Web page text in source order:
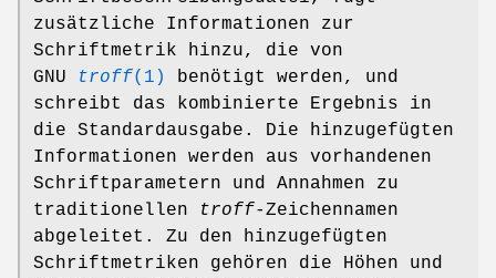
zusätzliche Informationen zur
Schriftmetrik hinzu, die von
GNU
troff(1)
benötigt werden, und
schreibt das kombinierte Ergebnis in
die Standardausgabe. Die hinzugefügten
Informationen werden aus vorhandenen
Schriftparametern und Annahmen zu
traditionellen
troff-Zeichennamen
abgeleitet. Zu den hinzugefügten
Schriftmetriken gehören die Höhen und